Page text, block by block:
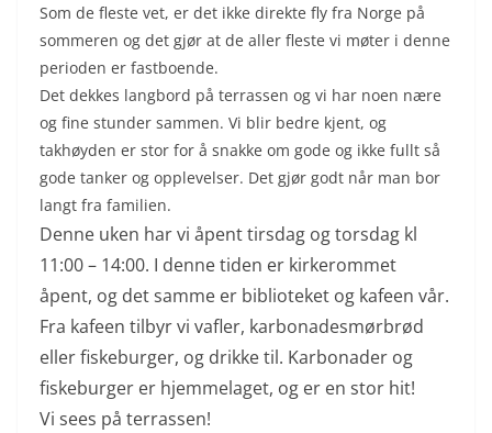
Som de fleste vet, er det ikke direkte fly fra Norge på
sommeren og det gjør at de aller fleste vi møter i denne
perioden er fastboende.
Det dekkes langbord på terrassen og vi har noen nære
og fine stunder sammen. Vi blir bedre kjent, og
takhøyden er stor for å snakke om gode og ikke fullt så
gode tanker og opplevelser. Det gjør godt når man bor
langt fra familien.
Denne uken har vi åpent tirsdag og torsdag kl
11:00 – 14:00. I denne tiden er kirkerommet
åpent, og det samme er biblioteket og kafeen vår.
Fra kafeen tilbyr vi vafler, karbonadesmørbrød
eller fiskeburger, og drikke til. Karbonader og
fiskeburger er hjemmelaget, og er en stor hit!
Vi sees på terrassen!